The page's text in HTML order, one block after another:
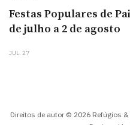
Festas Populares de
de julho a 2 de agosto
JUL. 27
Direitos de autor © 2026 Refúgios